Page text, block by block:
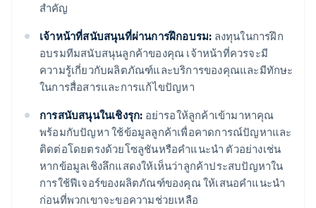
สำคัญ
เจ้าหน้าที่สนับสนุนที่ผ่านการฝึกอบรม: ลงทุนในการฝึก
อบรมทีมสนับสนุนลูกค้าของคุณ เจ้าหน้าที่ควรจะมี
ความรู้เกี่ยวกับผลิตภัณฑ์และบริการของคุณและมีทักษะ
ในการสื่อสารและการแก้ไขปัญหา
การสนับสนุนในเชิงรุก: อย่ารอให้ลูกค้าเข้ามาหาคุณ
พร้อมกับปัญหา ใช้ข้อมูลลูกค้าเพื่อคาดการณ์ปัญหาและ
ติดต่อโดยตรงด้วยโซลูชันหรือคำแนะนำ ตัวอย่างเช่น
หากข้อมูลเชิงลึกแสดงให้เห็นว่าลูกค้าประสบปัญหาใน
การใช้ฟีเจอร์ของผลิตภัณฑ์ของคุณ ให้เสนอคำแนะนำ
ก่อนที่พวกเขาจะขอความช่วยเหลือ